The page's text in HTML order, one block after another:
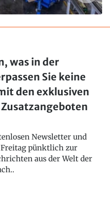
was in der
Sie keine
den exklusiven
Newsletter und
pünktlich zur
aus der Welt der